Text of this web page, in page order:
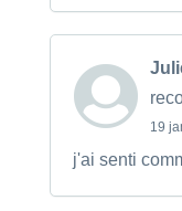
19
j'ai senti